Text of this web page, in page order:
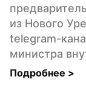
из Нового
telegram-
министра
Подробнее >